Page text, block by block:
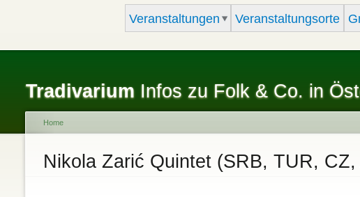
Veranstaltungen Veranstaltungsorte
Tradivarium Infos zu Folk & Co. in
You are here
Home
Nikola Zarić Quintet (SRB, TUR, CZ,